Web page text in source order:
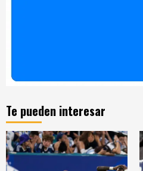
Te pueden interesar